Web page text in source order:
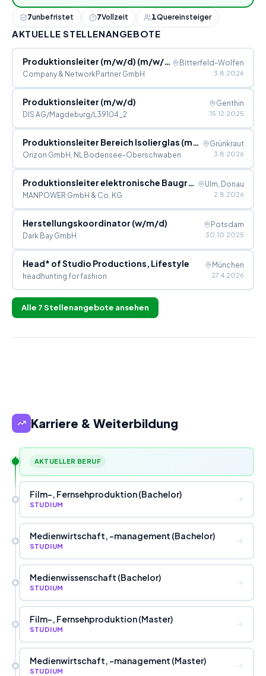
7unbefristet 7Vollzeit 1Quereinsteiger
AKTUELLE STELLENANGEBOTE
Produktionsleiter (m/w/d) (m/w/d)
Company & NetworkPartner GmbH
Bitterfeld-Wolfen
3.8.2026
Produktionsleiter (m/w/d)
DIS AG/Magdeburg/L39104_2
Genthin
15.12.2025
Produktionsleiter Bereich Isolierglas (m/w/d)
Orizon GmbH, NL Bodensee-Oberschwaben
Grünkraut
3.8.2026
Produktionsleiter elektronische Baugruppen (PCB) (gn)
MANPOWER GmbH & Co. KG
Ulm, Donau
2.8.2026
Herstellungskoordinator (w/m/d)
Dark Bay GmbH
Potsdam
30.10.2025
Head* of Studio Productions, Lifestyle
headhunting for fashion
München
27.4.2026
Alle 7Stellenangebote ansehen
Karriere & Weiterbildung
AKTUELLER BERUF
Film-, Fernsehproduktion (Bachelor)
STUDIUM
Medienwirtschaft, -management (Bachelor)
STUDIUM
Medienwissenschaft (Bachelor)
STUDIUM
Film-, Fernsehproduktion (Master)
STUDIUM
Medienwirtschaft, -management (Master)
STUDIUM